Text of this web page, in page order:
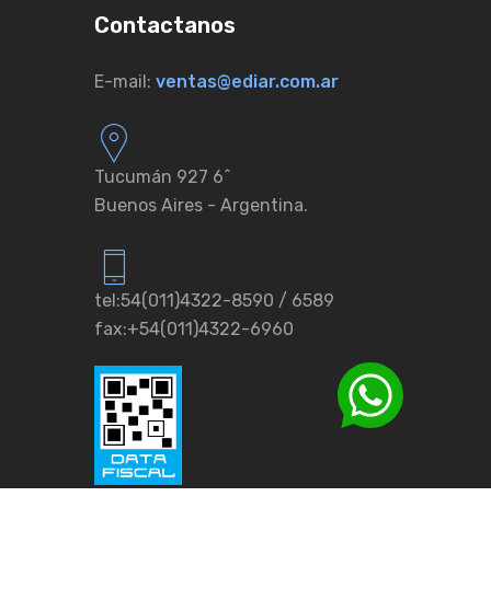
Contactanos
E-mail: ventas@ediar.com.ar
Tucumán 927 6ˆ
Buenos Aires - Argentina.
tel:54(011)4322-8590 / 6589
fax:+54(011)4322-6960